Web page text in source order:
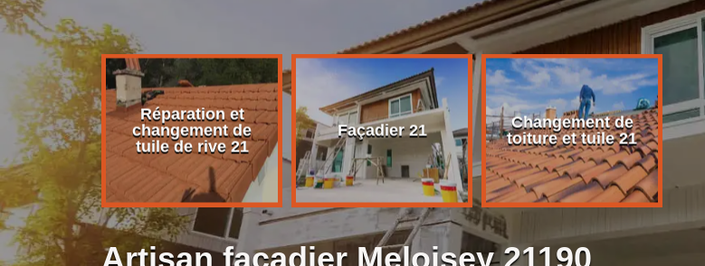
de
21
Réparation et
changement de
tuile de rive 21
Façadier 21
Changement de
toiture et tuile 21
Artisan façadier Meloisey 21190